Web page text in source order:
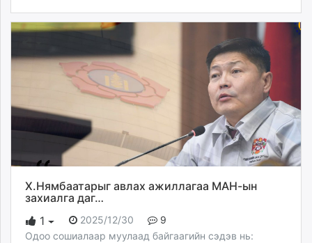
Х.Нямбаатарыг авлах ажиллагаа МАН-ын
захиалга даг…
1
2025/12/30
9
Одоо сошиалаар муулаад байгаагийн сэдэв нь: